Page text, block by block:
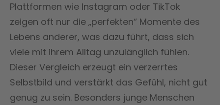
Plattformen wie Instagram oder TikTok
zeigen oft nur die „perfekten“ Momente des
Lebens anderer, was dazu führt, dass sich
viele mit ihrem Alltag unzulänglich fühlen.
Dieser Vergleich erzeugt ein verzerrtes
Selbstbild und verstärkt das Gefühl, nicht gut
genug zu sein. Besonders junge Menschen